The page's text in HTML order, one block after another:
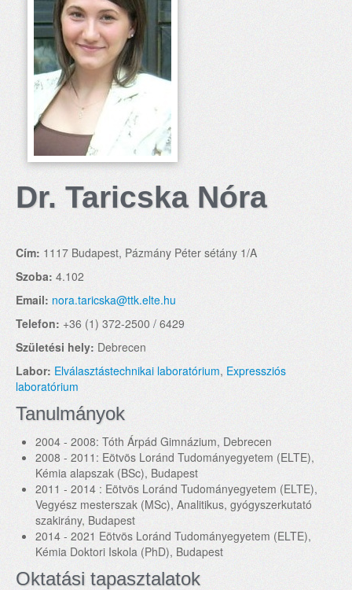
AKTUÁLIS
GALÉRIA
KAPCSOLAT
Dr. Taricska Nóra
Cím: 1117 Budapest, Pázmány Péter sétány 1/A
Szoba: 4.102
Email: nora.taricska@ttk.elte.hu
Telefon: +36 (1) 372-2500 / 6429
Születési hely: Debrecen
Labor: Elválasztástechnikai laboratórium, Expressziós
laboratórium
Tanulmányok
2004 - 2008: Tóth Árpád Gimnázium, Debrecen
2008 - 2011: Eötvös Loránd Tudományegyetem (ELTE),
Kémia alapszak (BSc), Budapest
2011 - 2014 : Eötvös Loránd Tudományegyetem (ELTE),
Vegyész mesterszak (MSc), Analitikus, gyógyszerkutató
szakirány, Budapest
2014 - 2021 Eötvös Loránd Tudományegyetem (ELTE),
Kémia Doktori Iskola (PhD), Budapest
Oktatási tapasztalatok